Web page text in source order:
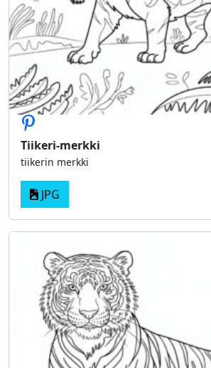
Tiikeri-merkki
tiikerin merkki
JPG